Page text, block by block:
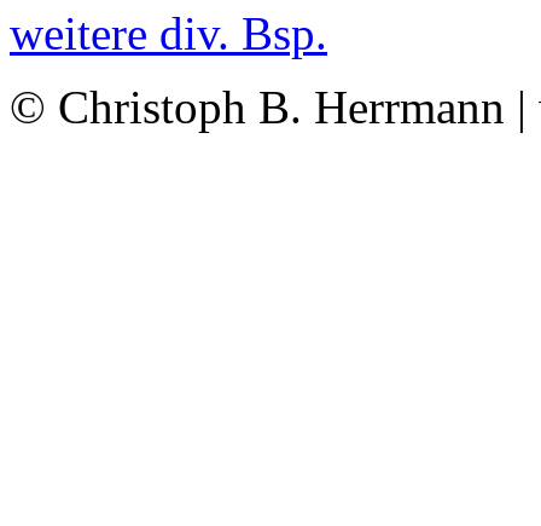
weitere div. Bsp.
© Christoph B. Herrmann